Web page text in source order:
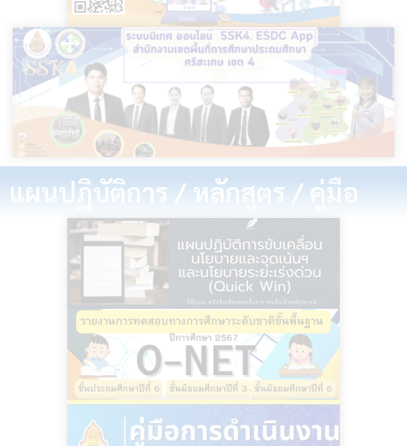
แผนปฏิบัติการ / หลักสูตร / คู่มือ